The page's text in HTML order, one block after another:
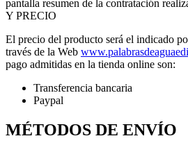
pantalla resumen de la contratación
Y PRECIO
El precio del producto será el indicado
través de la Web
pago admitidas en la tienda online son:
Transferencia bancaria
Paypal
MÉTODOS DE ENVÍO